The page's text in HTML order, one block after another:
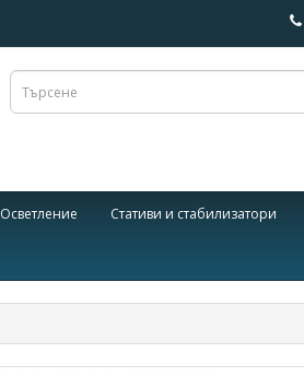
Осветление Стативи и стабилизатори